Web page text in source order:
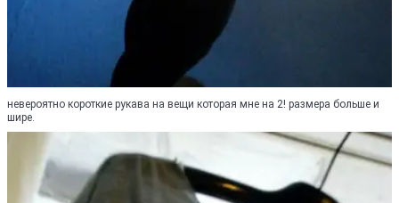
невероятно короткие рукава на вещи которая мне на 2! размера больше и
шире.